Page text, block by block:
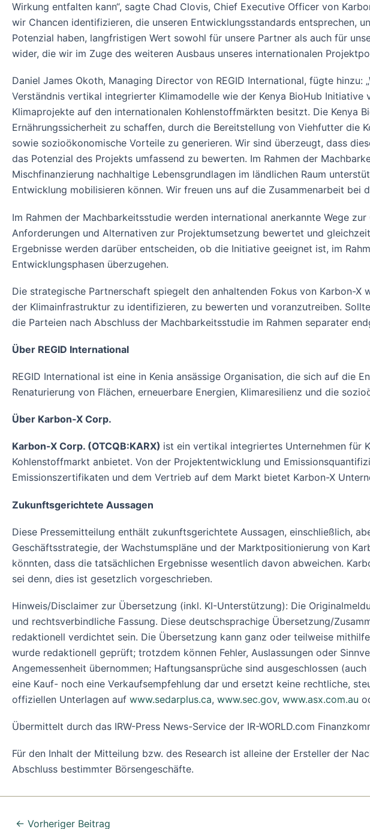
Wirkung entfalten kann“, sagte Chad Clovis, Chief Executive Officer von
wir Chancen identifizieren, die unseren Entwicklungsstandards entsprechen,
Potenzial haben, langfristigen Wert sowohl für unsere Partner als auch für
wider, die wir im Zuge des weiteren Ausbaus unseres internationalen
Daniel James Okoth, Managing Director von REGID International, fügte
Verständnis vertikal integrierter Klimamodelle wie der Kenya BioHub
Klimaprojekte auf den internationalen Kohlenstoffmärkten besitzt. Die Kenya
Ernährungssicherheit zu schaffen, durch die Bereitstellung von Viehfutter
sowie sozioökonomische Vorteile zu generieren. Wir sind überzeugt, dass
das Potenzial des Projekts umfassend zu bewerten. Im Rahmen der
Mischfinanzierung nachhaltige Lebensgrundlagen im ländlichen Raum
Entwicklung mobilisieren können. Wir freuen uns auf die Zusammenarbeit bei
Im Rahmen der Machbarkeitsstudie werden international anerkannte Wege
Anforderungen und Alternativen zur Projektumsetzung bewertet und
Ergebnisse werden darüber entscheiden, ob die Initiative geeignet ist, im
Entwicklungsphasen überzugehen.
Die strategische Partnerschaft spiegelt den anhaltenden Fokus von Karbon-
der Klimainfrastruktur zu identifizieren, zu bewerten und voranzutreiben.
die Parteien nach Abschluss der Machbarkeitsstudie im Rahmen separater
Über REGID International
REGID International ist eine in Kenia ansässige Organisation, die sich auf
Renaturierung von Flächen, erneuerbare Energien, Klimaresilienz und die
Über Karbon-X Corp.
Karbon-X Corp. (OTCQB:KARX) ist ein vertikal integriertes Unternehmen für
Kohlenstoffmarkt anbietet. Von der Projektentwicklung und
Emissionszertifikaten und dem Vertrieb auf dem Markt bietet Karbon-X
Zukunftsgerichtete Aussagen
Diese Pressemitteilung enthält zukunftsgerichtete Aussagen, einschließlich,
Geschäftsstrategie, der Wachstumspläne und der Marktpositionierung von
könnten, dass die tatsächlichen Ergebnisse wesentlich davon abweichen.
sei denn, dies ist gesetzlich vorgeschrieben.
Hinweis/Disclaimer zur Übersetzung (inkl. KI-Unterstützung): Die
und rechtsverbindliche Fassung. Diese deutschsprachige Übersetzung/
redaktionell verdichtet sein. Die Übersetzung kann ganz oder teilweise
wurde redaktionell geprüft; trotzdem können Fehler, Auslassungen oder
Angemessenheit übernommen; Haftungsansprüche sind ausgeschlossen
eine Kauf- noch eine Verkaufsempfehlung dar und ersetzt keine rechtliche,
offiziellen Unterlagen auf www.sedarplus.ca, www.sec.gov, www.asx.com.au
Übermittelt durch das IRW-Press News-Service der IR-WORLD.com
Für den Inhalt der Mitteilung bzw. des Research ist alleine der Ersteller der
Abschluss bestimmter Börsengeschäfte.
← Vorheriger Beitrag